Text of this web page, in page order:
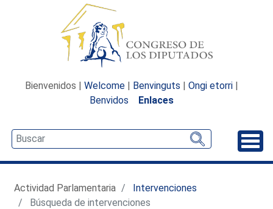
Bienvenidos | Welcome | Benvinguts | Ongi etorri |
Benvidos
Enlaces
Actividad Parlamentaria
Intervenciones
Búsqueda de intervenciones